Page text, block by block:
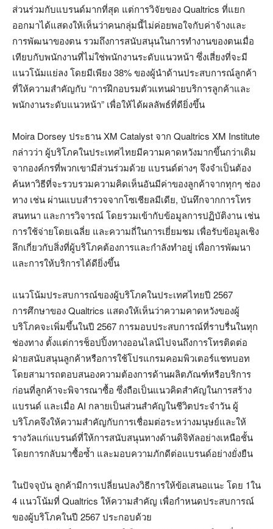
ส่วนร่วมกับแบรนด์มากที่สุด แต่การวิจัยของ Qualtrics ที่แยก
ออกมาได้แสดงให้เห็นว่าคนกลุ่มนี้ไม่ค่อยพอใจกับค่าจ้างและ
การพัฒนาของตน รวมถึงการสนับสนุนในการทำงานของตนเมื่อ
เทียบกับพนักงานที่ไม่ใช่พนักงานระดับแนวหน้า ซึ่งเสี่ยงที่จะมี
แนวโน้มแย่ลง โดยมีเพียง 38% ของผู้นำด้านประสบการณ์ลูกค้า
ที่ให้ความสำคัญกับ “การฝึกอบรมตัวแทนฝ่ายบริการลูกค้าและ
พนักงานระดับแนวหน้า” เพื่อให้ได้ผลลัพธ์ที่ดียิ่งขึ้น
Moira Dorsey ประธาน XM Catalyst จาก Qualtrics XM Institute
กล่าวว่า ผู้บริโภคในประเทศไทยมีความคาดหวังมากขึ้นกว่าเดิม
จากองค์กรที่พวกเขามีส่วนร่วมด้วย แบรนด์ต่างๆ จึงจำเป็นต้อง
ค้นหาวิธีที่จะรวบรวมความคิดเห็นอันมีค่าของลูกค้าจากทุกๆ ช่อง
ทาง เช่น ผ่านแบบสำรวจจากโซเชียลมีเดีย, บันทึกจากการโทร
สนทนา และการวิจารณ์ โดยรวมเข้ากับข้อมูลการปฏิบัติงาน เช่น
การใช้จ่ายโดยเฉลี่ย และความถี่ในการเยี่ยมชม เพื่อรับข้อมูลเชิง
ลึกเกี่ยวกับสิ่งที่ผู้บริโภคต้องการและกำลังทำอยู่ เพื่อการพัฒนา
และการให้บริการได้ดียิ่งขึ้น
แนวโน้มประสบการณ์ของผู้บริโภคในประเทศไทยปี 2567
การศึกษาของ Qualtrics แสดงให้เห็นว่าความคาดหวังของผู้
บริโภคจะเพิ่มขึ้นในปี 2567 การมอบประสบการณ์ที่ราบรื่นในทุก
ช่องทาง ตั้งแต่การช็อปปิ้งทางออนไลน์ไปจนถึงการโทรติดต่อ
ฝ่ายสนับสนุนลูกค้าหรือการใช้โปรแกรมคอมพิวเตอร์แชทบอท
โดยสามารถตอบสนองความต้องการด้านผลิตภัณฑ์หรือบริการ
ก่อนที่ลูกค้าจะพิจารณาซื้อ ซึ่งถือเป็นแนวคิดสำคัญในการสร้าง
แบรนด์ และเมื่อ AI กลายเป็นส่วนสำคัญในชีวิตประจำวัน ผู้
บริโภคจึงให้ความสำคัญกับการเชื่อมต่อระหว่างมนุษย์และให้
รางวัลแก่แบรนด์ที่ให้การสนับสนุนทางด้านดิจิทัลอย่างเหนือชั้น
โดยการกลับมาซื้อซ้ำ และมอบความภักดีต่อแบรนด์อย่างยั่งยืน
ในปัจจุบัน ลูกค้ามีการเปลี่ยนปลงวิธีการให้ข้อเสนอแนะ โดย 1ใน
4 แนวโน้มที่ Qualtrics ให้ความสำคัญ เพื่อกำหนดประสบการณ์
ของผู้บริโภคในปี 2567 ประกอบด้วย